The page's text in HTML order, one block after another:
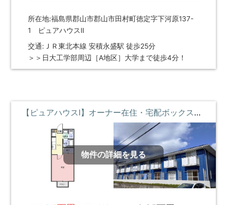
所在地:福島県郡山市郡山市田村町徳定字下河原137-
1 ピュアハウスⅡ
交通:ＪＲ東北本線 安積永盛駅 徒歩25分
＞＞日大工学部周辺［A地区］大学まで徒歩4分！
【ピュアハウスⅠ】オーナー在住・宅配ボックスde便利・迷ったらコレ物件 ②階 **即入居募集中**
物件の詳細を見る